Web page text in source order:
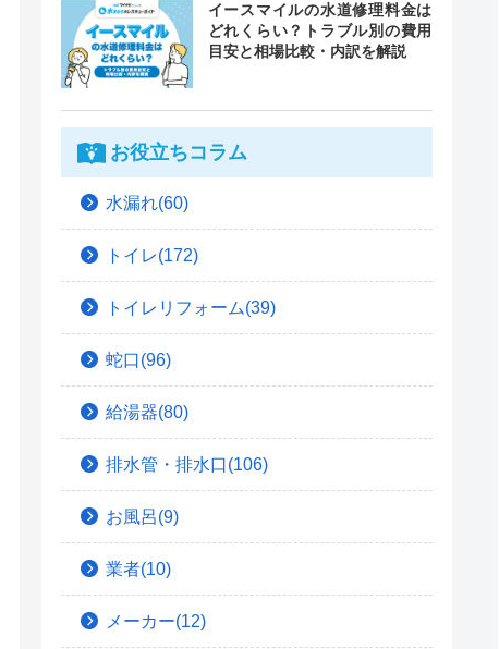
イースマイルの水道修理料金は
どれくらい？トラブル別の費用
目安と相場比較・内訳を解説
お役立ちコラム
水漏れ(60)
トイレ(172)
トイレリフォーム(39)
蛇口(96)
給湯器(80)
排水管・排水口(106)
お風呂(9)
業者(10)
メーカー(12)